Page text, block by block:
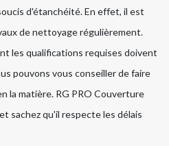
d'étanchéité. En effet, il est
de nettoyage régulièrement.
les qualifications requises doivent
pouvons vous conseiller de faire
la matière. RG PRO Couverture
sachez qu'il respecte les délais